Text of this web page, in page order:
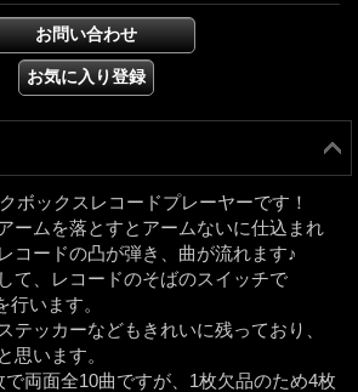
ボックスレコードプレーヤーです！
ームを落とすとアームないに仕込まれ
コードの凸が弾き、曲が流れます♪
て、レコードのそばのスイッチで
います。
テッカーなどもきれいに残っており、
思います。
両面全10曲ですが、1枚欠品のため4枚